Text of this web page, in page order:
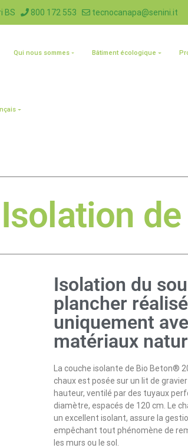
BS 800 172 553 tecnocanapa@senini.it
Qui nous sommes Bâtiment écologique
Isolation
Isolation du
plancher
uniquement
matériaux
La couche isolante de Bio Beton®
chaux est posée sur un lit de
hauteur, ventilé par des tuyaux
diamètre, espacés de 120 cm. Le
un excellent isolant, assure la
empêchant tout phénomène de
les murs ou le sol.